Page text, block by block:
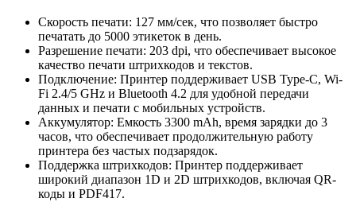
Скорость печати: 127 мм/сек, что позволяет быстро
печатать до 5000 этикеток в день.
Разрешение печати: 203 dpi, что обеспечивает высокое
качество печати штрихкодов и текстов.
Подключение: Принтер поддерживает USB Type-C, Wi-
Fi 2.4/5 GHz и Bluetooth 4.2 для удобной передачи
данных и печати с мобильных устройств.
Аккумулятор: Емкость 3300 mAh, время зарядки до 3
часов, что обеспечивает продолжительную работу
принтера без частых подзарядок.
Поддержка штрихкодов: Принтер поддерживает
широкий диапазон 1D и 2D штрихкодов, включая QR-
коды и PDF417.